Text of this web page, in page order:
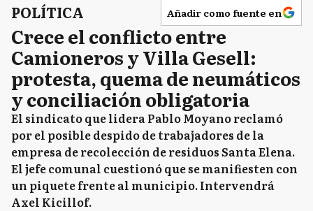
POLÍTICA Añadir como fuente en
Crece el conflicto entre
Camioneros y Villa Gesell:
protesta, quema de neumáticos
y conciliación obligatoria
El sindicato que lidera Pablo Moyano reclamó
por el posible despido de trabajadores de la
empresa de recolección de residuos Santa Elena.
El jefe comunal cuestionó que se manifiesten con
un piquete frente al municipio. Intervendrá
Axel Kicillof.